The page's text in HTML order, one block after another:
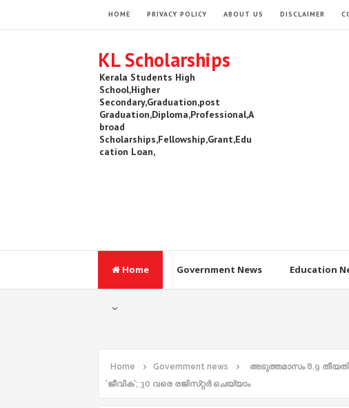
HOME PRIVACY POLICY ABOUT US DISCLAIMER
KL Scholarships
Kerala Students High
School,Higher
Secondary,Graduation,post
Graduation,Diploma,Professional,A
broad
Scholarships,Fellowship,Grant,Edu
cation Loan,
Home Government News Education
Home Government news
അടുത്തമാസം 8,9
'ജീവിക'; 30 വരെ രജിസ്​റ്റർ ചെയ്യാം